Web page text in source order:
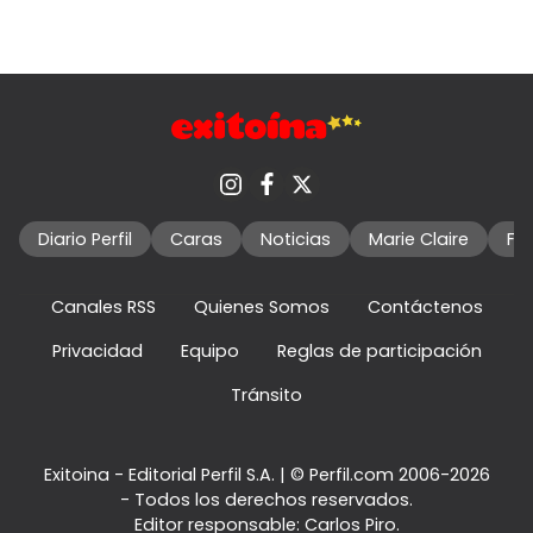
Diario Perfil Caras Noticias Marie Claire
Canales RSS Quienes Somos
Contáctenos
Privacidad
Equipo
Reglas de participación
Tránsito
Exitoina - Editorial Perfil S.A. | © Perfil.com 2006-2026
- Todos los derechos reservados.
Editor responsable: Carlos Piro.